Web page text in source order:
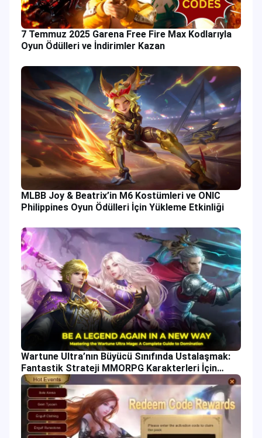
7 Temmuz 2025 Garena Free Fire Max Kodlarıyla
Oyun Ödülleri ve İndirimler Kazan
MLBB Joy & Beatrix’in M6 Kostümleri ve ONIC
Philippines Oyun Ödülleri İçin Yükleme Etkinliği
Wartune Ultra’nın Büyücü Sınıfında Ustalaşmak:
Fantastik Strateji MMORPG Karakterleri İçin
Oyun Rehberi